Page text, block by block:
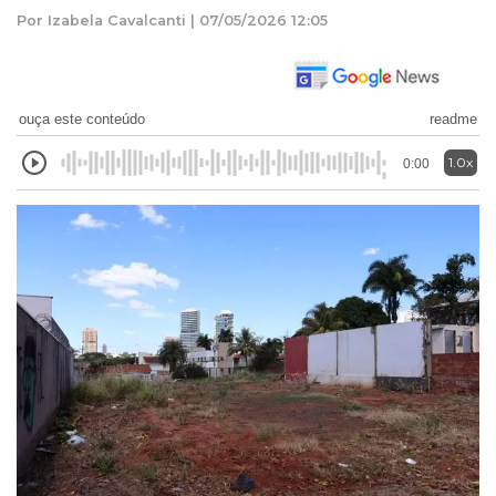
Por Izabela Cavalcanti | 07/05/2026 12:05
ouça este conteúdo readme
0:00 1.0x